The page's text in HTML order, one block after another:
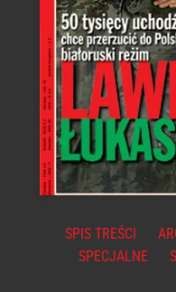
SPIS TREŚCI
SPECJALNE